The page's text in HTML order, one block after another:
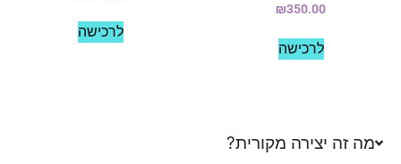
₪350.00
לרכישה
לרכישה
מה זה יצירה מקורית?